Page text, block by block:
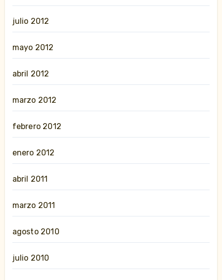
julio 2012
mayo 2012
abril 2012
marzo 2012
febrero 2012
enero 2012
abril 2011
marzo 2011
agosto 2010
julio 2010